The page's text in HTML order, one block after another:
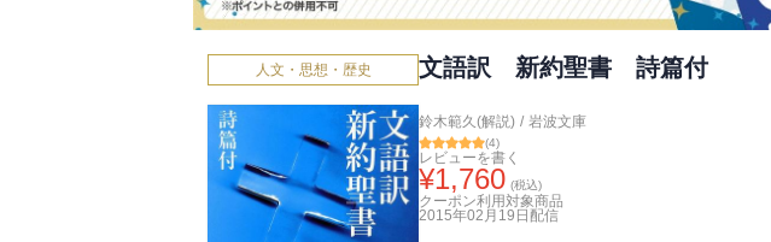
人文・思想・歴史 文語訳 新約聖書 詩篇付
鈴木範久(解説) / 岩波文庫
(4)
レビューを書く
¥1,760 (税込)
クーポン利用対象商品
2015年02月19日 配信